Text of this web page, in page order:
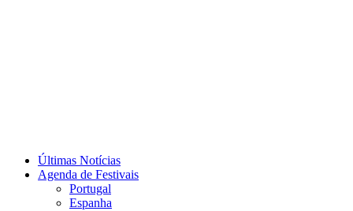
Últimas Notícias
Agenda de Festivais
Portugal
Espanha